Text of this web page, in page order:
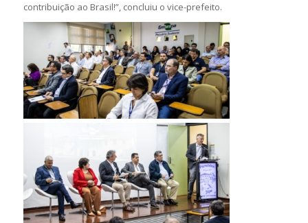
contribuição ao Brasil!”, concluiu o vice-prefeito.